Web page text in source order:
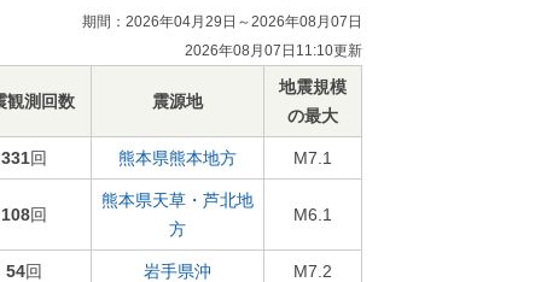
期間：2026年04月29日～2026年08月07日
2026年08月07日11:10更新
観測回数 震源地
地震規模
の最大
331回 熊本県熊本地方 M7.1
108回
熊本県天草・芦北地
方
M6.1
54回 岩手県沖 M7.2